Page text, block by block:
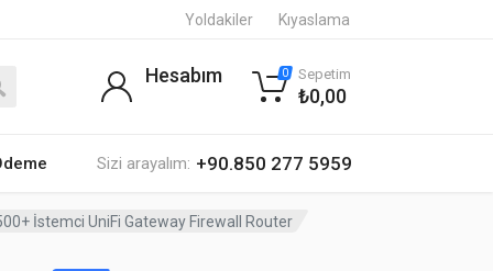
Yoldakiler Kıyaslama
Sizi arayalım: +90.850 277 5959
Hesabım 0 Sepetim
₺0,00
İstemci UniFi Gateway Firewall Router